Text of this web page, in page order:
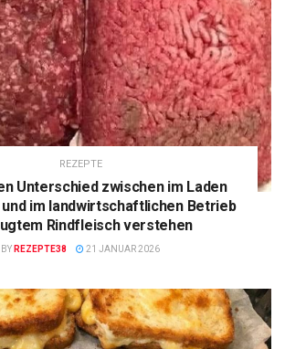
REZEPTE
Unterschied zwischen im Laden
im landwirtschaftlichen Betrieb
Rindfleisch verstehen
BY REZEPTE38 21 JANUAR 2026